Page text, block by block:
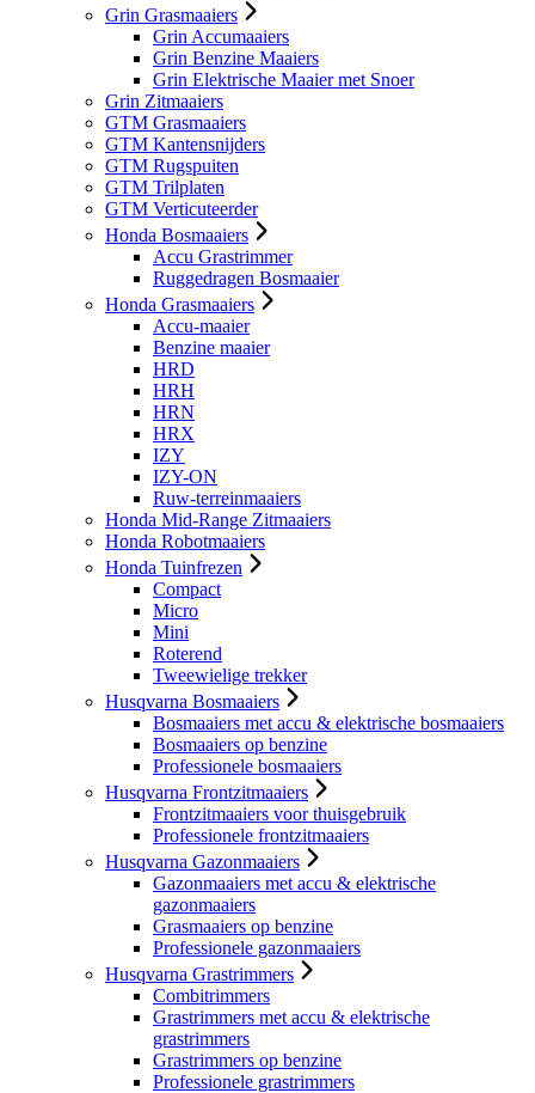
Grin Grasmaaiers
Grin Accumaaiers
Grin Benzine Maaiers
Grin Elektrische Maaier met Snoer
Grin Zitmaaiers
GTM Grasmaaiers
GTM Kantensnijders
GTM Rugspuiten
GTM Trilplaten
GTM Verticuteerder
Honda Bosmaaiers
Accu Grastrimmer
Ruggedragen Bosmaaier
Honda Grasmaaiers
Accu-maaier
Benzine maaier
HRD
HRH
HRN
HRX
IZY
IZY-ON
Ruw-terreinmaaiers
Honda Mid-Range Zitmaaiers
Honda Robotmaaiers
Honda Tuinfrezen
Compact
Micro
Mini
Roterend
Tweewielige trekker
Husqvarna Bosmaaiers
Bosmaaiers met accu & elektrische bosmaaiers
Bosmaaiers op benzine
Professionele bosmaaiers
Husqvarna Frontzitmaaiers
Frontzitmaaiers voor thuisgebruik
Professionele frontzitmaaiers
Husqvarna Gazonmaaiers
Gazonmaaiers met accu & elektrische
gazonmaaiers
Grasmaaiers op benzine
Professionele gazonmaaiers
Husqvarna Grastrimmers
Combitrimmers
Grastrimmers met accu & elektrische
grastrimmers
Grastrimmers op benzine
Professionele grastrimmers